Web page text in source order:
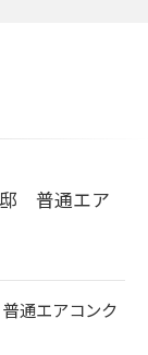
普通エア
通エアコンク